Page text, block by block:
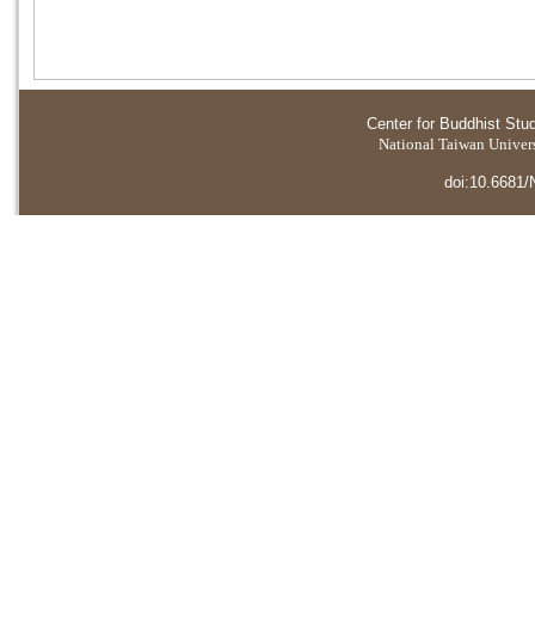
Center for Buddhist
National Taiwan
doi:10.6681/